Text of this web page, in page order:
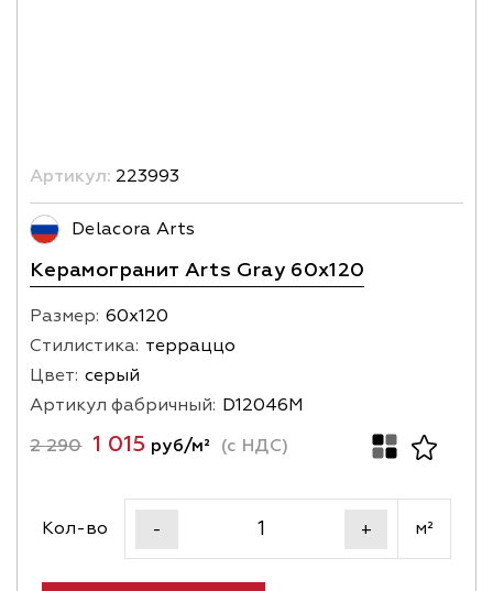
Артикул: 223993
Delacora Arts
Керамогранит Arts Gray 60х120
Размер: 60х120
Стилистика: терраццо
Цвет: серый
Артикул фабричный: D12046M
2 290 1 015 руб/м² (с НДС)
Кол-во - + м²